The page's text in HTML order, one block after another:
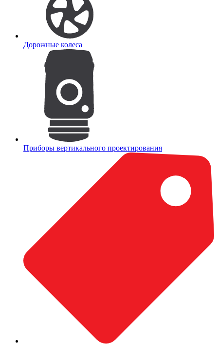
Дорожные колеса
Приборы вертикального проектирования